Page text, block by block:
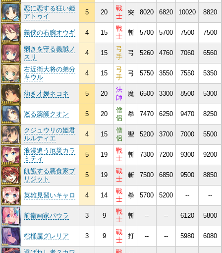
恋に恋する狂い姫
アトゥイ
5 20
戰
士
突 8020 6820 10020 8820
義侠の右腕オウギ 4 15
戰
士
斬 5700 5700 7500 7500
弱きを守る義賊ノ
スリ
4 15
弓
手
弓 5260 4760 7060 6560
右近衛大将の弟分
キウル
4 15
弓
手
弓 5750 3550 7550 5350
幼き才媛ネコネ 5 20
法
師
魔 6500 3300 8500 5300
巡る薬師クオン 5 20
僧
侶
拳 7470 6250 9470 8250
クジュウリの姫君
ルルティエ
4 15
僧
侶
聖 5200 3700 7000 5500
浪漫追う厄災カラ
ミティ
5 19
戰
士
斬 7300 7200 9300 9200
飢餓する悪食家ブ
リジット
5 19
戰
士
斬 7500 6850 9500 8850
英雄見習いキャロ 4 14
戰
士
拳 5700 5200 -- --
前衛画家パウラ 3 9
戰
士
斬 -- -- 6120 5800
棺桶屋グレリア 3 9
戰
士
打 -- -- 5980 6080